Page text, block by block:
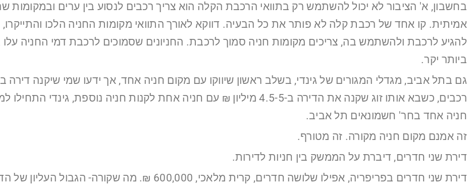
בחשבון, א' הציבור לא יכול להשתמש רק בתוואי הרכבת הקלה הוא צריך רכבים לנסוע בין ערים ובמקומות
אמיתית. קו אחד של רכבת קלה לא פותר את כל הבעיה. דווקא לאורך התוואי מקומות החניה הלכו והתייקרו,
להגיע לרכבת ולהשתמש בה, צריכים מקומות חניה סמוך לרכבת. החניונים שסמוכים לרכבת דמי החניה
ביותר יקר.
חניה אחד בחר' חשמונאים תל אביב.
זה אמנם מקום חניה מקורה. זה מטורף.
דירת שני חדרים, דיברת על הממשק בין חניות לדירות.
דירת שני חדרים בפריפריה, אפילו שלושה חדרים, קרית מלאכי,